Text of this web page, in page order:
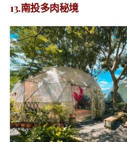
13.南投多肉秘境